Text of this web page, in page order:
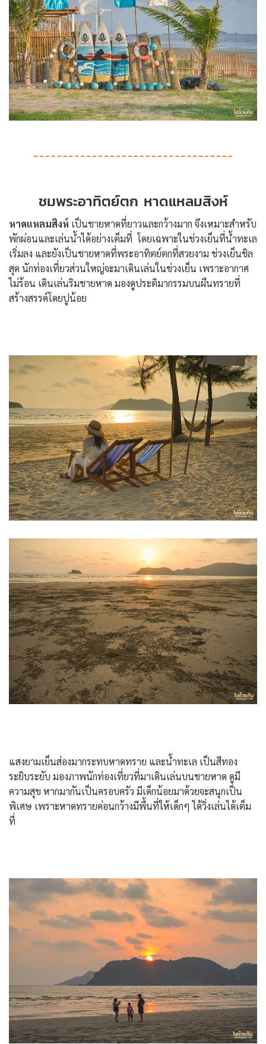
ชมพระอาทิตย์ตก หาดแหลมสิงห์
หาดแหลมสิงห์ เป็นชายหาดที่ยาวและกว้างมาก จึงเหมาะสำหรับ
พักผ่อนและเล่นน้ำได้อย่างเต็มที่ โดยเฉพาะในช่วงเย็นที่น้ำทะเล
เริ่มลง และยังเป็นชายหาดที่พระอาทิตย์ตกที่สวยงาม ช่วงเย็นชิล
สุด นักท่องเที่ยวส่วนใหญ่จะมาเดินเล่นในช่วงเย็น เพราะอากาศ
ไม่ร้อน เดินเล่นริมชายหาด มองดูประติมากรรมบนผืนทรายที่
สร้างสรรค์โดยปูน้อย
แสงยามเย็นส่องมากระทบหาดทราย และน้ำทะเล เป็นสีทอง
ระยิบระยับ มองภาพนักท่องเที่ยวที่มาเดินเล่นบนชายหาด ดูมี
ความสุข หากมากันเป็นครอบครัว มีเด็กน้อยมาด้วยจะสนุกเป็น
พิเศษ เพราะหาดทรายค่อนกว้างมีพื้นที่ให้เด็กๆ ได้วิ่งเล่นได้เต็ม
ที่